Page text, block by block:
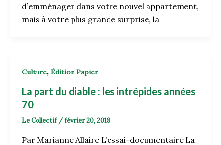
d’emménager dans votre nouvel appartement,
mais à votre plus grande surprise, la
Culture, Édition Papier
La part du diable : les intrépides années
70
Le Collectif /février 20, 2018
Par Marianne Allaire L’essai-documentaire La